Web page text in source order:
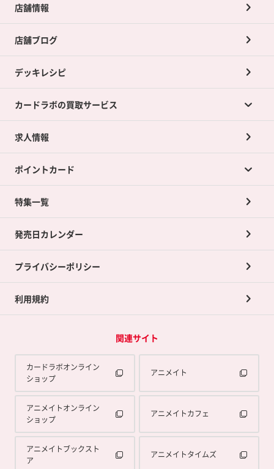
店舗情報
店舗ブログ
デッキレシピ
カードラボの買取サービス
カードラボの買取サービスTOP
店舗買取について
ネット買取について
買取承諾書について
求人情報
ポイントカード
ポイントカードTOP
ポイント交換景品
特集一覧
発売日カレンダー
プライバシーポリシー
利用規約
関連サイト
カードラボオンライン
ショップ
アニメイト
アニメイトオンライン
ショップ
アニメイトカフェ
アニメイトブックスト
ア
アニメイトタイムズ